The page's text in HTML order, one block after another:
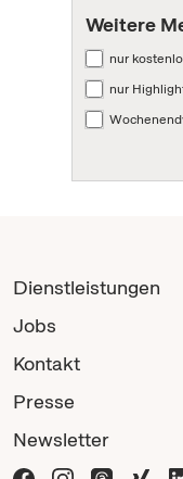
Weitere
nur
nur
Dienstleistungen
Jobs
Kontakt
Presse
Newsletter